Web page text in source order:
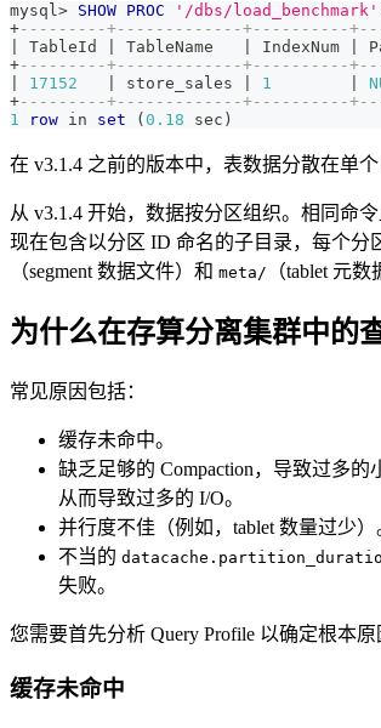
mysql> SHOW PROC '/dbs/load_benchmark'
+---------+-------------+----------
TableId TableName IndexNum
+---------+-------------+----------
17152 store_sales 1
+---------+-------------+----------
1
row in set ( 0.18 sec )
在 v3.1.4 之前的版本中，表数据分散在单个
从 v3.1.4 开始，数据按分区组织。相同命令
现在包含以分区 ID 命名的子目录，每个分
（segment 数据文件）和 meta/ （tablet 元
为什么在存算分离集群中的
常见原因包括：
缓存未命中。
缺乏足够的 Compaction，导致过多的
从而导致过多的 I/O。
并行度不佳（例如，tablet 数量过少）
不当的
失败。
您需要首先分析 Query Profile 以确定根本原
缓存未命中